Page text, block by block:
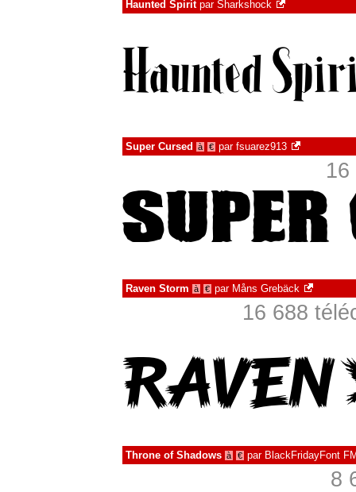
Haunted Spiritpar Sharkshock
Super Cursed à € par fsuarez913
16
Raven Storm à € par Måns Grebäck
16 688
Throne of Shadows à € par BlackFridayFont
8